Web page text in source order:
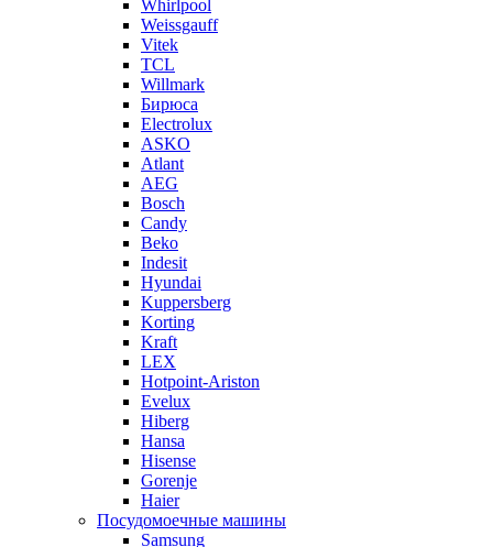
Whirlpool
Weissgauff
Vitek
TCL
Willmark
Бирюса
Electrolux
ASKO
Atlant
AEG
Bosch
Candy
Beko
Indesit
Hyundai
Kuppersberg
Korting
Kraft
LEX
Hotpoint-Ariston
Evelux
Hiberg
Hansa
Hisense
Gorenje
Haier
Посудомоечные машины
Samsung